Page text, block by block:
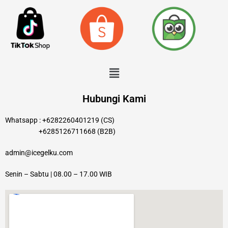
o
o
k
g
r
a
m
Menu
Hubungi Kami
Whatsapp : +6282260401219 (CS)
+6285126711668 (B2B)
admin@icegelku.com
Senin – Sabtu | 08.00 – 17.00 WIB